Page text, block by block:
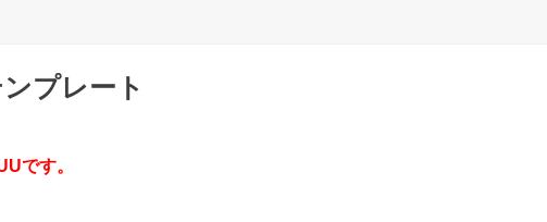
プレート
です。